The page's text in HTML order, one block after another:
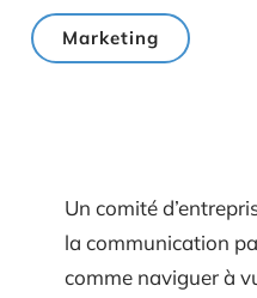
Marketing
Un comité
la communication
comme naviguer à